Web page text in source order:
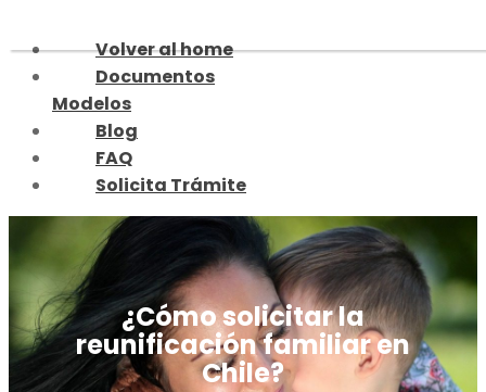
to
content
Volver al home
Documentos
Modelos
Blog
FAQ
Solicita Trámite
¿Cómo solicitar la
reunificación familiar en
Chile?